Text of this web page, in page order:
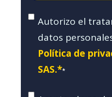
Autorizo el
datos
Política de
SAS.**